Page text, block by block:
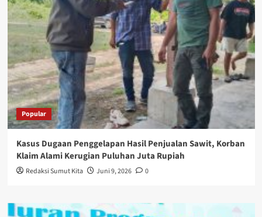
Popular
Kasus Dugaan Penggelapan Hasil Penjualan Sawit, Korban
Klaim Alami Kerugian Puluhan Juta Rupiah
Redaksi Sumut Kita Juni 9, 2026 0